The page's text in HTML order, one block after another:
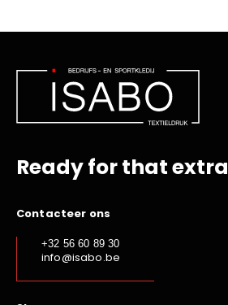
Ready for that extra
Contacteer ons
+32 56 60 89 30
info@isabo.be